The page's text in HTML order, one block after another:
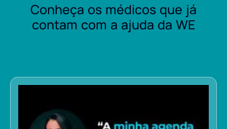
Conheça os médicos que já
contam com a ajuda da WE